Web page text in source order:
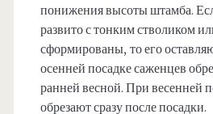
понижения высоты штамба.
развито с тонким стволиком
сформированы, то его
осенней посадке саженцев
ранней весной. При весенней
обрезают сразу после посадки.